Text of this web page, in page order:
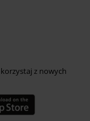
korzystaj z nowych